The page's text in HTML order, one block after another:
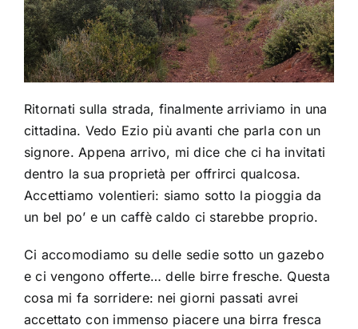
Ritornati sulla strada, finalmente arriviamo in una
cittadina. Vedo Ezio più avanti che parla con un
signore. Appena arrivo, mi dice che ci ha invitati
dentro la sua proprietà per offrirci qualcosa.
Accettiamo volentieri: siamo sotto la pioggia da
un bel po’ e un caffè caldo ci starebbe proprio.
Ci accomodiamo su delle sedie sotto un gazebo
e ci vengono offerte… delle birre fresche. Questa
cosa mi fa sorridere: nei giorni passati avrei
accettato con immenso piacere una birra fresca